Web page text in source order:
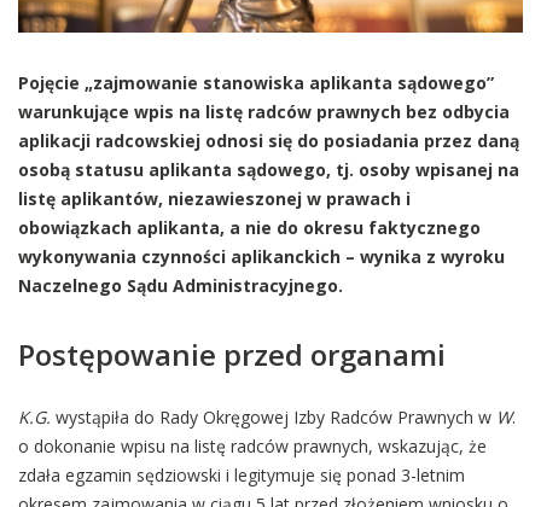
Pojęcie „zajmowanie stanowiska aplikanta sądowego”
warunkujące wpis na listę radców prawnych bez odbycia
aplikacji radcowskiej odnosi się do posiadania przez daną
osobą statusu aplikanta sądowego, tj. osoby wpisanej na
listę aplikantów, niezawieszonej w prawach i
obowiązkach aplikanta, a nie do okresu faktycznego
wykonywania czynności aplikanckich – wynika z wyroku
Naczelnego Sądu Administracyjnego.
Postępowanie przed organami
K.G. wystąpiła do Rady Okręgowej Izby Radców Prawnych w W.
o dokonanie wpisu na listę radców prawnych, wskazując, że
zdała egzamin sędziowski i legitymuje się ponad 3-letnim